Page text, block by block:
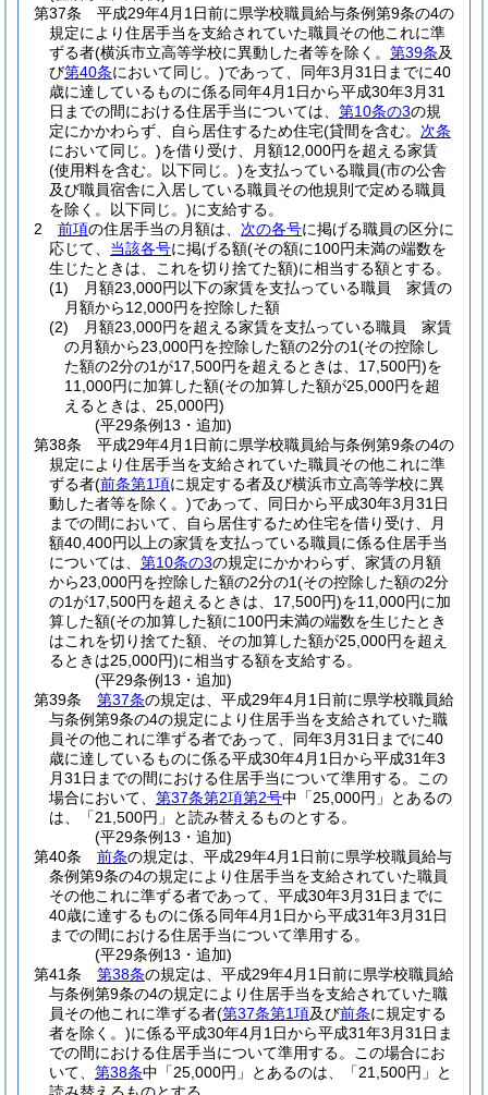
第37条
平成29年4月1日前に県学校職員給与条例第9条の4の
規定により住居手当を支給されていた職員その他これに準
ずる者(横浜市立高等学校に異動した者等を除く。 第39条及
び第40条において同じ。)であって、同年3月31日までに40
歳に達しているものに係る同年4月1日から平成30年3月31
日までの間における住居手当については、 第10条の3の規
定にかかわらず、自ら居住するため住宅(貸間を含む。 次条
において同じ。)を借り受け、月額12,000円を超える家賃
(使用料を含む。以下同じ。)を支払っている職員(市の公舎
及び職員宿舎に入居している職員その他規則で定める職員
を除く。以下同じ。)に支給する。
2
前項の住居手当の月額は、 次の各号に掲げる職員の区分に
応じて、 当該各号に掲げる額(その額に100円未満の端数を
生じたときは、これを切り捨てた額)に相当する額とする。
(1)
月額23,000円以下の家賃を支払っている職員 家賃の
月額から12,000円を控除した額
(2)
月額23,000円を超える家賃を支払っている職員 家賃
の月額から23,000円を控除した額の2分の1(その控除し
た額の2分の1が17,500円を超えるときは、17,500円)を
11,000円に加算した額(その加算した額が25,000円を超
えるときは、25,000円)
(平29条例13・追加)
第38条
平成29年4月1日前に県学校職員給与条例第9条の4の
規定により住居手当を支給されていた職員その他これに準
ずる者(前条第1項に規定する者及び横浜市立高等学校に異
動した者等を除く。)であって、同日から平成30年3月31日
までの間において、自ら居住するため住宅を借り受け、月
額40,400円以上の家賃を支払っている職員に係る住居手当
については、 第10条の3の規定にかかわらず、家賃の月額
から23,000円を控除した額の2分の1(その控除した額の2分
の1が17,500円を超えるときは、17,500円)を11,000円に加
算した額(その加算した額に100円未満の端数を生じたとき
はこれを切り捨てた額、その加算した額が25,000円を超え
るときは25,000円)に相当する額を支給する。
(平29条例13・追加)
第39条
第37条の規定は、平成29年4月1日前に県学校職員給
与条例第9条の4の規定により住居手当を支給されていた職
員その他これに準ずる者であって、同年3月31日までに40
歳に達しているものに係る平成30年4月1日から平成31年3
月31日までの間における住居手当について準用する。
この
場合において、 第37条第2項第2号中「25,000円」とあるの
は、「21,500円」と読み替えるものとする。
(平29条例13・追加)
第40条
前条の規定は、平成29年4月1日前に県学校職員給与
条例第9条の4の規定により住居手当を支給されていた職員
その他これに準ずる者であって、平成30年3月31日までに
40歳に達するものに係る同年4月1日から平成31年3月31日
までの間における住居手当について準用する。
(平29条例13・追加)
第41条
第38条の規定は、平成29年4月1日前に県学校職員給
与条例第9条の4の規定により住居手当を支給されていた職
員その他これに準ずる者(第37条第1項及び前条に規定する
者を除く。)に係る平成30年4月1日から平成31年3月31日ま
での間における住居手当について準用する。
この場合にお
いて、 第38条中「25,000円」とあるのは、「21,500円」と
読み替えるものとする。